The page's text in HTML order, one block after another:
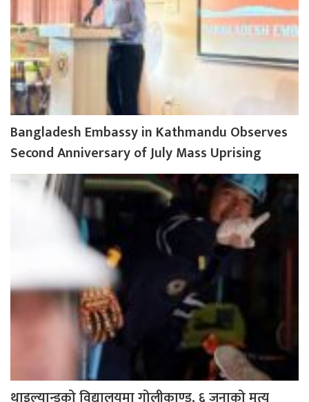
Bangladesh Embassy in Kathmandu Observes
Second Anniversary of July Mass Uprising